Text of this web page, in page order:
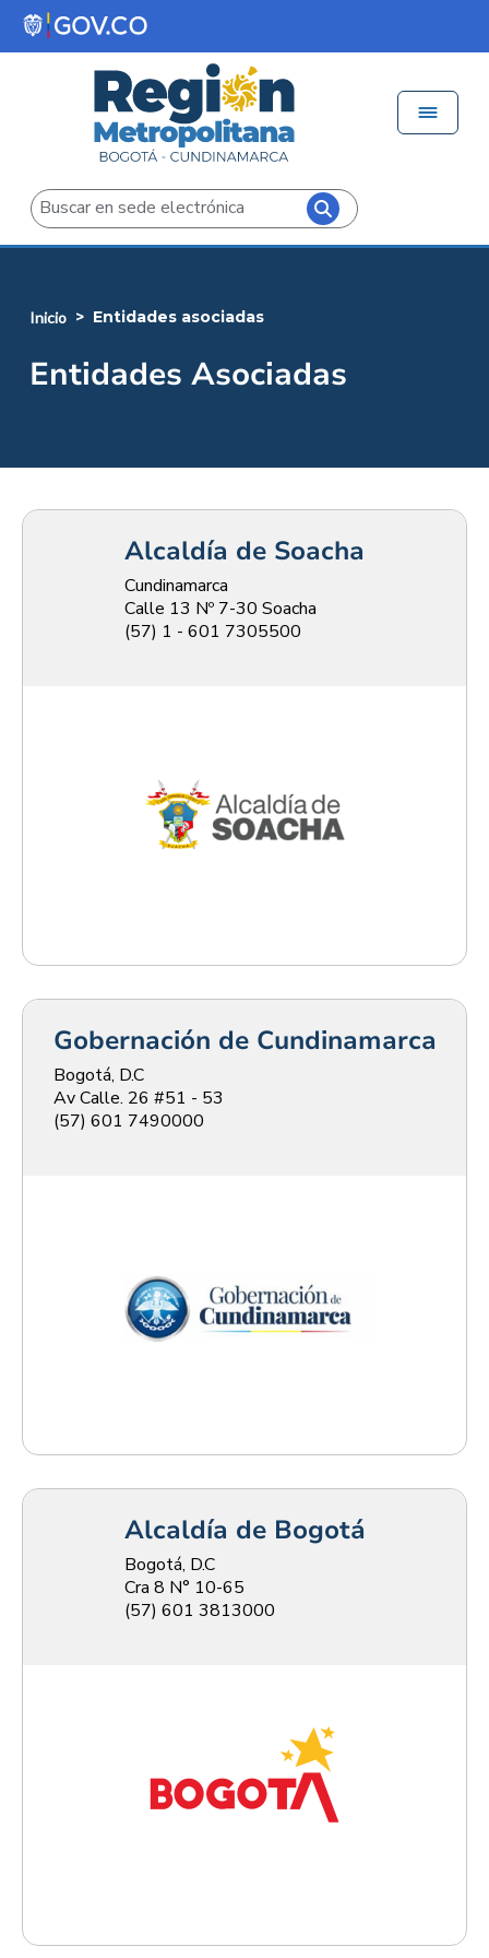
Pasar al contenido principal
Buscar
inicio entidades asociadas
Entidades Asociadas
Alcaldía de Soacha
Cundinamarca
Calle 13 Nº 7-30 Soacha
(57) 1 - 601 7305500
Gobernación de Cundinamarca
Bogotá, D.C
Av Calle. 26 #51 - 53
(57) 601 7490000
Alcaldía de Bogotá
Bogotá, D.C
Cra 8 N° 10-65
(57) 601 3813000